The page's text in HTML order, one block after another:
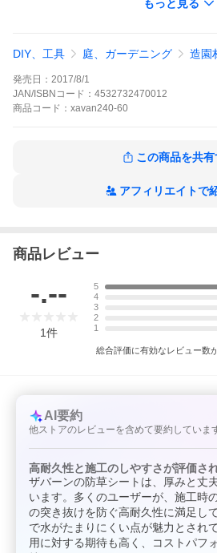
広がっても、クラピアの根がザバーンを
厚さ:0.64mm
透水係数（cm/秒）:5.01×10-2
引張強度(N/5cm)MD/XD:732/784
引張伸度(％)MD/XD:42.5/46.5
耐用年数(曝露):約7年〜13年
※各数値は狙い値または測定値であり、
■商品名の数字の意味は？
ートルあたりの重さ（＝繊維の量）です
当然、数字が高い方が繊維が多く厚み
制の能力は上になります。
■クラピアの植栽シートとして使っても
ザバーンとクラピアは併用不可です。
もっと見る
DIY、工具 庭、ガーデニング 造園
発売日： 2017/8/1
JAN/ISBNコード： 4532732470012
商品 コード： xavan240-60
この商品を共有
アフィリエイトで
商品レビュー
-.--
1件
5
4
3
2
1
総合評価に有効なレビュー数
AI要約
他ストアのレビューを含めて要約していま
高耐久性と施工のしやすさが評価さ
ザバーンの防草シートは、厚みと丈
います。多くのユーザーが、施工時
の突き抜けを防ぐ高耐久性に満足し
で水がたまりにくい点が魅力とされ
用に対する期待も高く、コストパフ